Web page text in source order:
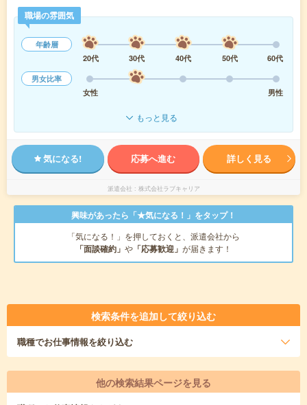
職場の雰囲気
年齢層
20代
30代 40代 50代
60代
男女比率
女性
男性
もっと見る
気になる! 応募へ進む 詳しく見る
派遣会社 株式会社ラブキャリア
興味があったら「★気になる！」をタップ！
「気になる！」を押しておくと、派遣会社から
「面談確約」 や 「応募歓迎」 が届きます！
検索条件を追加して絞り込む
職種でお仕事情報を絞り込む
他の検索結果ページを見る